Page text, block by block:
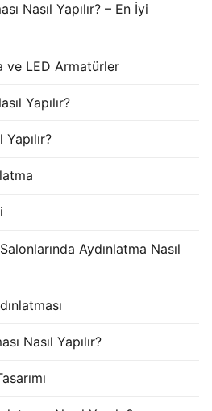
Nasıl Yapılır? – En İyi
ve LED Armatürler
Yapılır?
Aydınlatma Nasıl
Nasıl Yapılır?